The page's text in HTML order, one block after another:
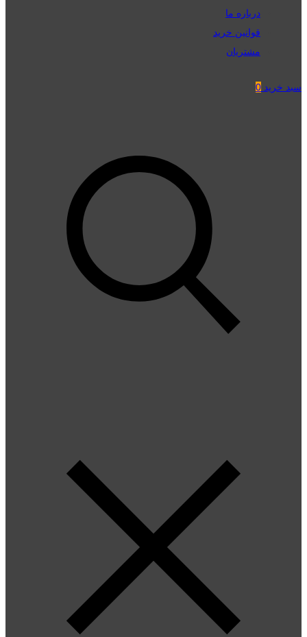
درباره ما
قوانین خرید
مشتریان
سبد خرید 0